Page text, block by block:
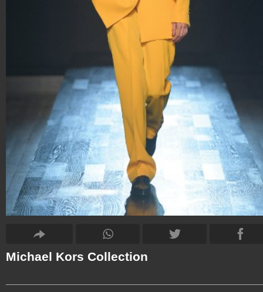
Michael Kors Collection